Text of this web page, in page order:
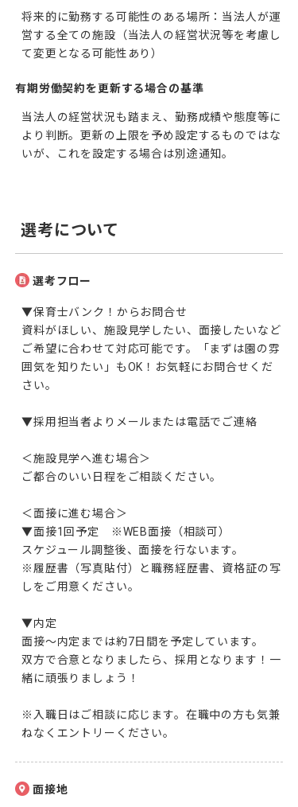
将来的に勤務する可能性のある場所：当法人が運
営する全ての施設（当法人の経営状況等を考慮し
て変更となる可能性あり）
有期労働契約を更新する場合の基準
当法人の経営状況も踏まえ、勤務成績や態度等に
より判断。更新の上限を予め設定するものではな
いが、これを設定する場合は別途通知。
選考について
選考フロー
▼保育士バンク！からお問合せ
資料がほしい、施設見学したい、面接したいなど
ご希望に合わせて対応可能です。「まずは園の雰
囲気を知りたい」もOK！お気軽にお問合せくだ
さい。
▼採用担当者よりメールまたは電話でご連絡
＜施設見学へ進む場合＞
ご都合のいい日程をご相談ください。
＜面接に進む場合＞
▼面接1回予定　※WEB面接（相談可）
スケジュール調整後、面接を行ないます。
※履歴書（写真貼付）と職務経歴書、資格証の写
しをご用意ください。
▼内定
面接～内定までは約7日間を予定しています。
双方で合意となりましたら、採用となります！一
緒に頑張りましょう！
※入職日はご相談に応じます。在職中の方も気兼
ねなくエントリーください。
面接地